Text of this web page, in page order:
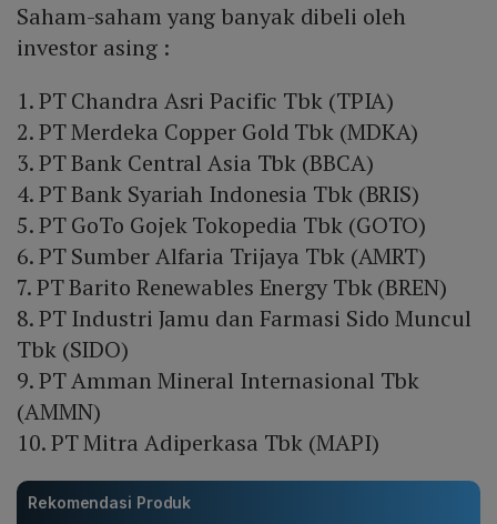
Saham-saham yang banyak dibeli oleh
investor asing :
1. PT Chandra Asri Pacific Tbk (TPIA)
2. PT Merdeka Copper Gold Tbk (MDKA)
3. PT Bank Central Asia Tbk (BBCA)
4. PT Bank Syariah Indonesia Tbk (BRIS)
5. PT GoTo Gojek Tokopedia Tbk (GOTO)
6. PT Sumber Alfaria Trijaya Tbk (AMRT)
7. PT Barito Renewables Energy Tbk (BREN)
8. PT Industri Jamu dan Farmasi Sido Muncul
Tbk (SIDO)
9. PT Amman Mineral Internasional Tbk
(AMMN)
10. PT Mitra Adiperkasa Tbk (MAPI)
Rekomendasi Produk